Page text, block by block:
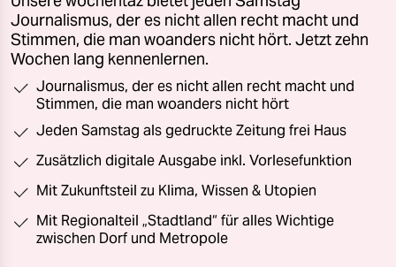
Journalismus, der es nicht allen recht macht und
Stimmen, die man woanders nicht hört. Jetzt zehn
Wochen lang kennenlernen.
Journalismus, der es nicht allen recht macht und
Stimmen, die man woanders nicht hört
Jeden Samstag als gedruckte Zeitung frei Haus
Zusätzlich digitale Ausgabe inkl. Vorlesefunktion
Mit Zukunftsteil zu Klima, Wissen & Utopien
Mit Regionalteil „Stadtland“ für alles Wichtige
zwischen Dorf und Metropole